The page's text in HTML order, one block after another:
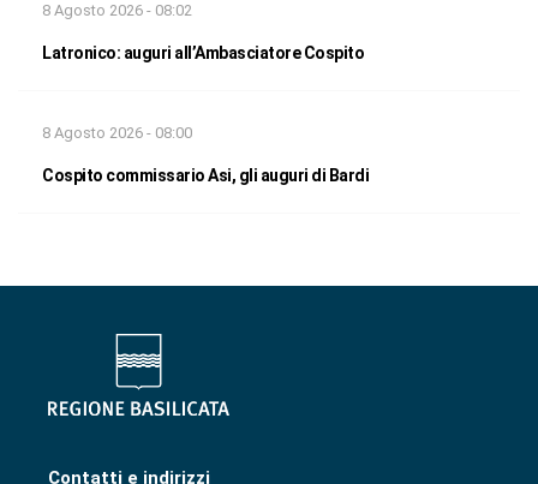
8 Agosto 2026 - 08:02
Latronico: auguri all’Ambasciatore Cospito
8 Agosto 2026 - 08:00
Cospito commissario Asi, gli auguri di Bardi
Contatti e indirizzi